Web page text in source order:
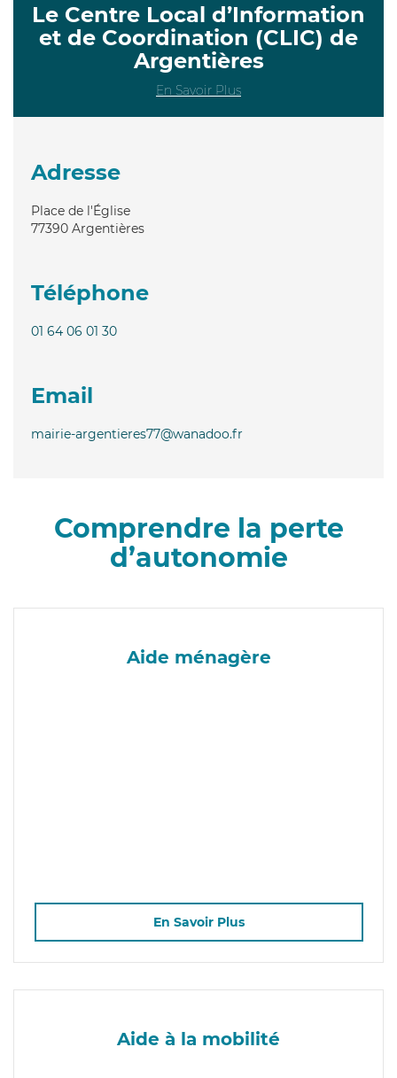
Le Centre Local d’Information
et de Coordination (CLIC) de
Argentières
En Savoir Plus
Adresse
Place de l'Église
77390 Argentières
Téléphone
01 64 06 01 30
Email
mairie-argentieres77@wanadoo.fr
Comprendre la perte
d’autonomie
Aide ménagère
En Savoir Plus
Aide à la mobilité